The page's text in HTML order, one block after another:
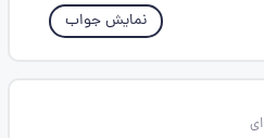
نمایش جواب